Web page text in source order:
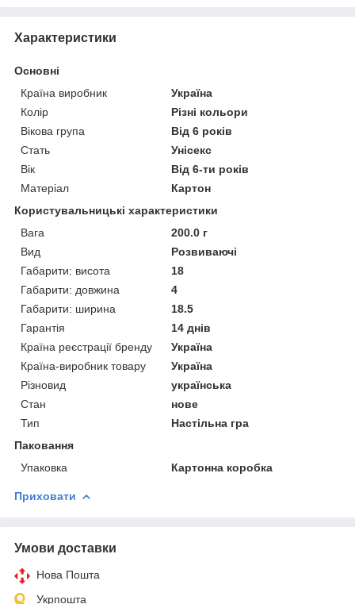
Характеристики
Основні
Країна виробник
Україна
Колір
Різні кольори
Вікова група
Від 6 років
Стать
Унісекс
Вік
Від 6-ти років
Матеріал
Картон
Користувальницькі характеристики
Вага
200.0 г
Вид
Розвиваючі
Габарити: висота
18
Габарити: довжина
4
Габарити: ширина
18.5
Гарантія
14 днів
Країна реєстрації бренду
Україна
Країна-виробник товару
Україна
Різновид
українська
Стан
нове
Тип
Настільна гра
Паковання
Упаковка
Картонна коробка
Приховати
Умови доставки
Нова Пошта
Укрпошта